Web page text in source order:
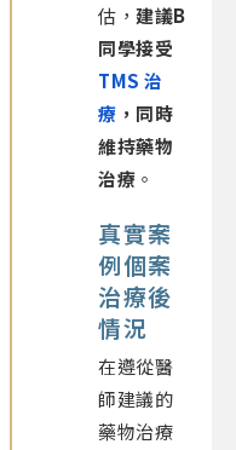
估，建議B
同學接受
TMS 治
療 ，同時
維持藥物
治療 。
真實案
例個案
治療後
情況
在遵從醫
師建議的
藥物治療